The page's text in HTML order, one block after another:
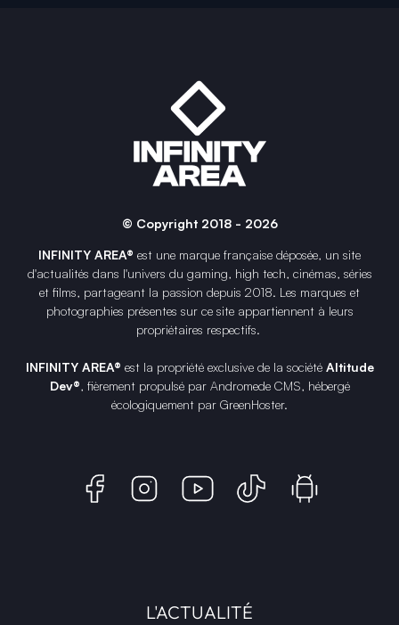
© Copyright 2018 - 2026
INFINITY AREA® est une marque française déposée, un site
d'actualités dans l'univers du gaming, high tech, cinémas, séries
et films, partageant la passion depuis 2018. Les marques et
photographies présentes sur ce site appartiennent à leurs
propriétaires respectifs.
INFINITY AREA® est la propriété exclusive de la société Altitude
Dev®, fièrement propulsé par Andromede CMS, hébergé
écologiquement par GreenHoster.
L'ACTUALITÉ